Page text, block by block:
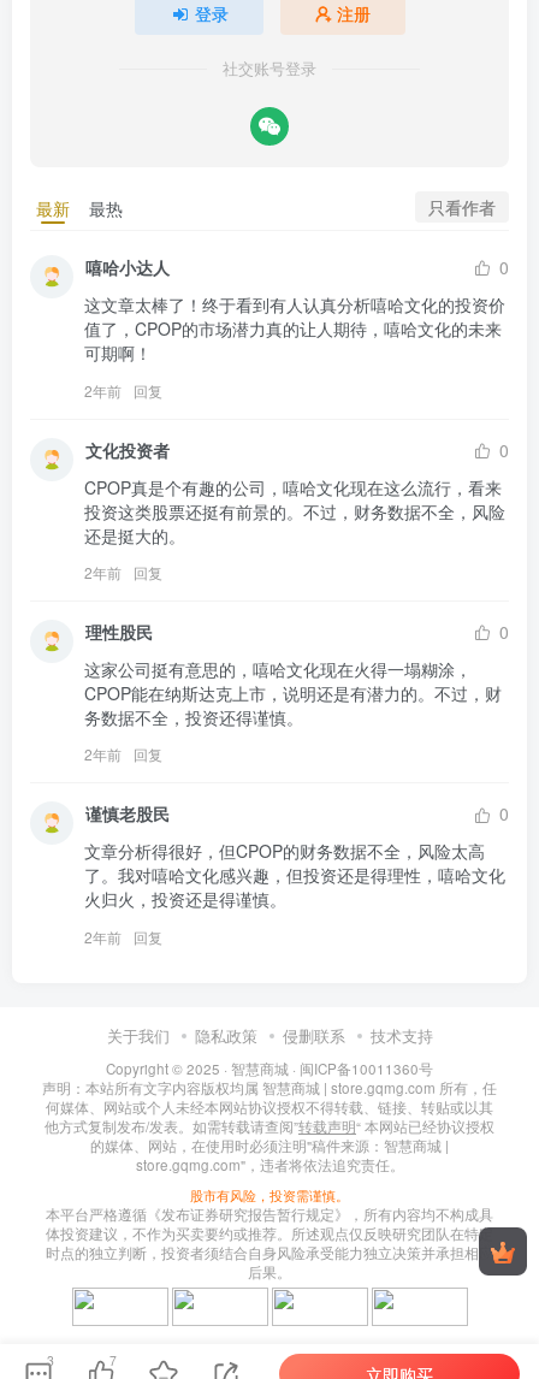
登录 注册
社交账号登录
最新 最热 只看作者
嘻哈小达人
0
这文章太棒了！终于看到有人认真分析嘻哈文化的投资价
值了，CPOP的市场潜力真的让人期待，嘻哈文化的未来
可期啊！
2年前 回复
文化投资者
0
CPOP真是个有趣的公司，嘻哈文化现在这么流行，看来
投资这类股票还挺有前景的。不过，财务数据不全，风险
还是挺大的。
2年前 回复
理性股民
0
这家公司挺有意思的，嘻哈文化现在火得一塌糊涂，
CPOP能在纳斯达克上市，说明还是有潜力的。不过，财
务数据不全，投资还得谨慎。
2年前 回复
谨慎老股民
0
文章分析得很好，但CPOP的财务数据不全，风险太高
了。我对嘻哈文化感兴趣，但投资还是得理性，嘻哈文化
火归火，投资还是得谨慎。
2年前 回复
关于我们 隐私政策 侵删联系 技术支持
Copyright © 2025 · 智慧商城 · 闽ICP备10011360号
声明：本站所有文字内容版权均属 智慧商城 | store.gqmg.com 所有，任
何媒体、网站或个人未经本网站协议授权不得转载、链接、转贴或以其
他方式复制发布/发表。如需转载请查阅”转载声明“ 本网站已经协议授权
的媒体、网站，在使用时必须注明"稿件来源：智慧商城 |
store.gqmg.com"，违者将依法追究责任。
股市有风险，投资需谨慎。
本平台严格遵循《发布证券研究报告暂行规定》，所有内容均不构成具
体投资建议，不作为买卖要约或推荐。所述观点仅反映研究团队在特定
时点的独立判断，投资者须结合自身风险承受能力独立决策并承担相应
后果。
3 7
立即购买